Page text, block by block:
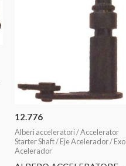
12.776
Alberi acceleratori / Accelerator
Starter Shaft / Eje Acelerador / Exo
Acelerador